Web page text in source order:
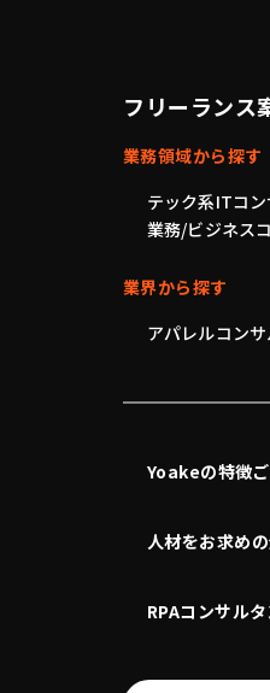
フリーランス
業務領域から探す
テック系ITコ
業務/ビジネス
業界から探す
アパレルコン
Yoakeの特徴
人材をお求め
RPAコンサル